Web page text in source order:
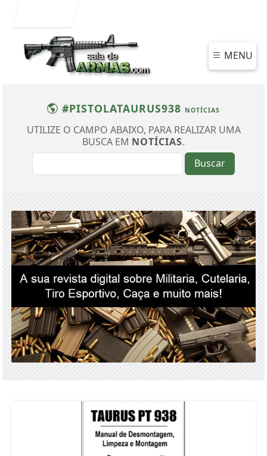
MENU
#PISTOLATAURUS938 NOTÍCIAS
UTILIZE O CAMPO ABAIXO, PARA REALIZAR UMA
BUSCA EM NOTÍCIAS.
Buscar